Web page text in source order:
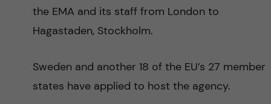
the EMA and its staff from London to
Hagastaden, Stockholm.
Sweden and another 18 of the EU’s 27 member
states have applied to host the agency.